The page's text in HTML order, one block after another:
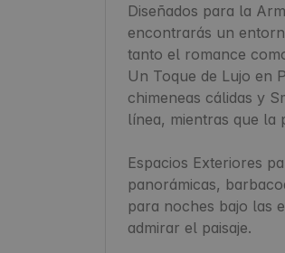
Diseñados para la
encontrarás un
tanto el romance
Un Toque de Lujo en
chimeneas cálidas y
línea, mientras que la
Espacios Exteriores
panorámicas,
para noches bajo las
admirar el paisaje.